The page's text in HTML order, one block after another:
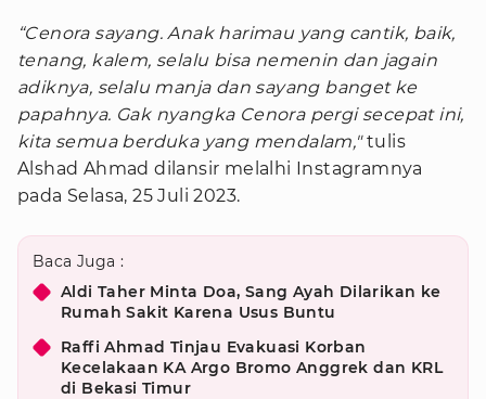
“Cenora sayang. Anak harimau yang cantik, baik,
tenang, kalem, selalu bisa nemenin dan jagain
adiknya, selalu manja dan sayang banget ke
papahnya. Gak nyangka Cenora pergi secepat ini,
kita semua berduka yang mendalam,"tulis
Alshad Ahmad dilansir melalhi Instagramnya
pada Selasa, 25 Juli 2023.
Baca Juga :
Aldi Taher Minta Doa, Sang Ayah Dilarikan ke
Rumah Sakit Karena Usus Buntu
Raffi Ahmad Tinjau Evakuasi Korban
Kecelakaan KA Argo Bromo Anggrek dan KRL
di Bekasi Timur